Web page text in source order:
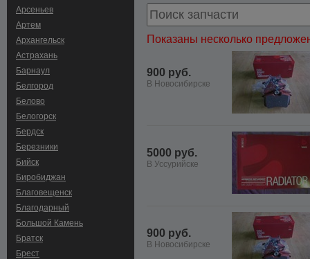
Арсеньев
Артем
Архангельск
Астрахань
Барнаул
Белгород
Белово
Белогорск
Бердск
Березники
Бийск
Биробиджан
Благовещенск
Благодарный
Большой Камень
Братск
Брест
Показаны несколько
900 руб.
В Новосибирске
5000 руб.
В Уссурийске
900 руб.
В Новосибирске